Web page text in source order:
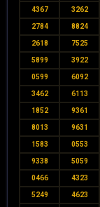
4367 3262
2784 8824
2618 7525
5899 3922
0599 6092
3462 6113
1852 9361
8013 9631
1583 0553
9338 5059
0466 4323
5249 4623